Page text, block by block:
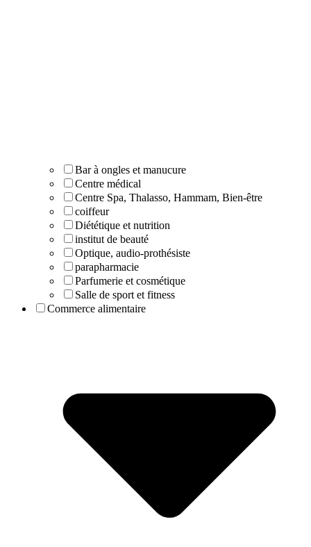
Bar à ongles et manucure
Centre médical
Centre Spa, Thalasso, Hammam, Bien-être
coiffeur
Diététique et nutrition
institut de beauté
Optique, audio-prothésiste
parapharmacie
Parfumerie et cosmétique
Salle de sport et fitness
Commerce alimentaire